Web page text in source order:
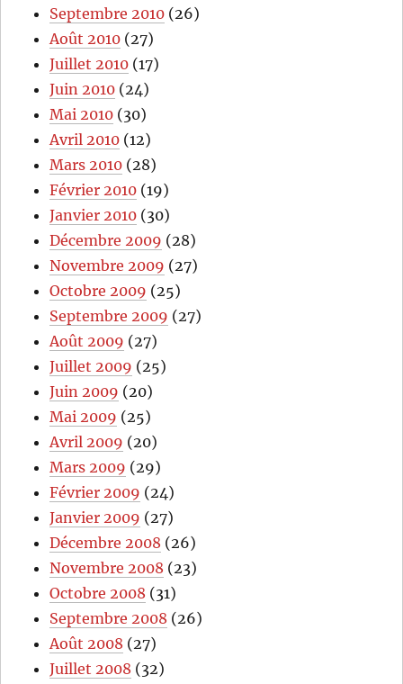
Septembre 2010 (26)
Août 2010 (27)
Juillet 2010 (17)
Juin 2010 (24)
Mai 2010 (30)
Avril 2010 (12)
Mars 2010 (28)
Février 2010 (19)
Janvier 2010 (30)
Décembre 2009 (28)
Novembre 2009 (27)
Octobre 2009 (25)
Septembre 2009 (27)
Août 2009 (27)
Juillet 2009 (25)
Juin 2009 (20)
Mai 2009 (25)
Avril 2009 (20)
Mars 2009 (29)
Février 2009 (24)
Janvier 2009 (27)
Décembre 2008 (26)
Novembre 2008 (23)
Octobre 2008 (31)
Septembre 2008 (26)
Août 2008 (27)
Juillet 2008 (32)